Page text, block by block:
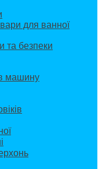
для ванної
та безпеки
машину